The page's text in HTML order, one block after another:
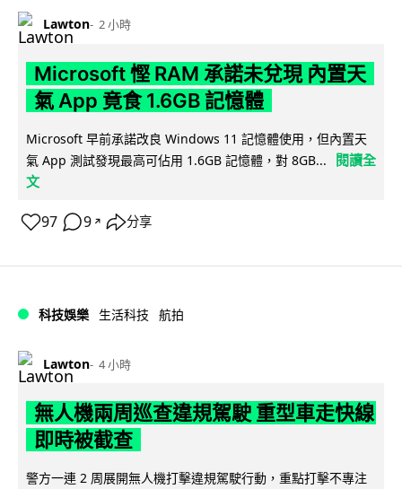
Lawton 2 小時
Microsoft 慳 RAM 承諾未兌現 內置天
氣 App 竟食 1.6GB 記憶體
Microsoft 早前承諾改良 Windows 11 記憶體使用，但內置天
氣 App 測試發現最高可佔用 1.6GB 記憶體，對 8GB...
閱讀全
文
97 9 ↗ 分享
科技娛樂 生活科技 航拍
Lawton 4 小時
無人機兩周巡查違規駕駛 重型車走快線
即時被截查
警方一連 2 周展開無人機打擊違規駕駛行動，重點打擊不專注